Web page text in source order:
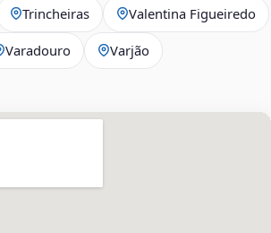
Trincheiras Valentina Figueiredo
Varadouro Varjão